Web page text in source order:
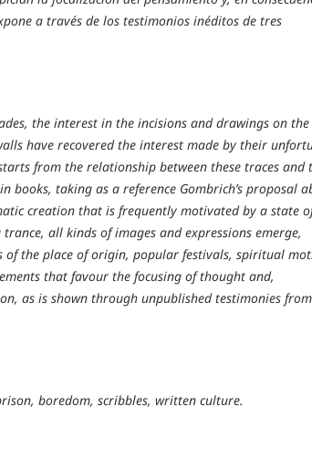
a través de los testimonios inéditos de tres
the interest in the incisions and drawings on the
have recovered the interest made by their
from the relationship between these traces and
books, taking as a reference Gombrich’s proposal
creation that is frequently motivated by a state
all kinds of images and expressions emerge,
of the place of origin, popular festivals, spiritual
that favour the focusing of thought and,
as is shown through unpublished testimonies from
boredom, scribbles, written culture.